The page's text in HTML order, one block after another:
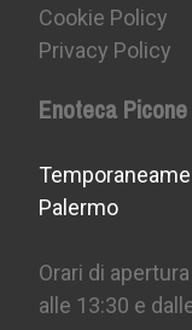
Cookie Policy
Privacy Policy
Enoteca Picone
Palermo
Orari di
alle 13:30 e